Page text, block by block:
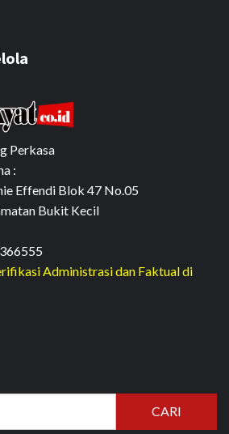
Perkasa
:
Effendi Blok 47 No.05
Bukit Kecil
Administrasi dan Faktual di